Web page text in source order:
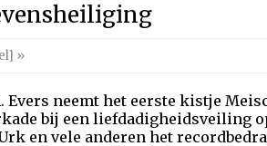
»
Evers neemt het eerste kistje
bij een liefdadigheidsveiling
en vele anderen het